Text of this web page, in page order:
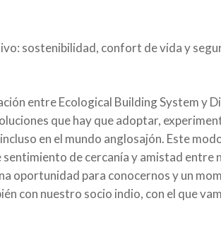
sostenibilidad, confort de vida y
entre Ecological Building System y
que hay que adoptar,
en el mundo anglosajón. Este
de cercanía y amistad
oportunidad para conocernos y un
con nuestro socio indio, con el que